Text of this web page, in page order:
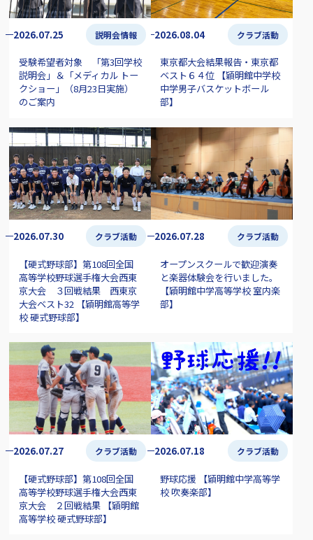
2026.07.25 説明会情報
受験希望者対象 「第3回学校
説明会」＆「メディカル トー
クショー」（8月23日実施）
のご案内
2026.08.04 クラブ活動
東京都大会結果報告・東京都
ベスト６４位 【穎明館中学校
中学男子バスケットボール
部】
2026.07.30 クラブ活動
【硬式野球部】第108回全国
高等学校野球選手権大会西東
京大会 ３回戦結果 西東京
大会ベスト32 【穎明館高等学
校 硬式野球部】
2026.07.28 クラブ活動
オープンスクールで歓迎演奏
と楽器体験会を行いました。
【穎明館中学高等学校 室内楽
部】
2026.07.27 クラブ活動
【硬式野球部】第108回全国
高等学校野球選手権大会西東
京大会 ２回戦結果 【穎明館
高等学校 硬式野球部】
2026.07.18 クラブ活動
野球応援 【穎明館中学高等学
校 吹奏楽部】